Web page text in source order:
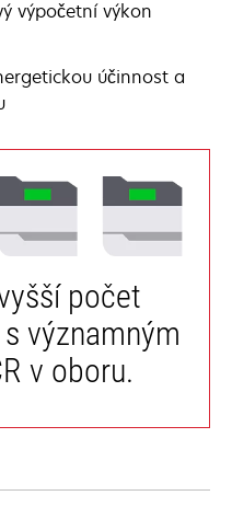
výpočetní výkon
účinnost a
počet
významným
v oboru.